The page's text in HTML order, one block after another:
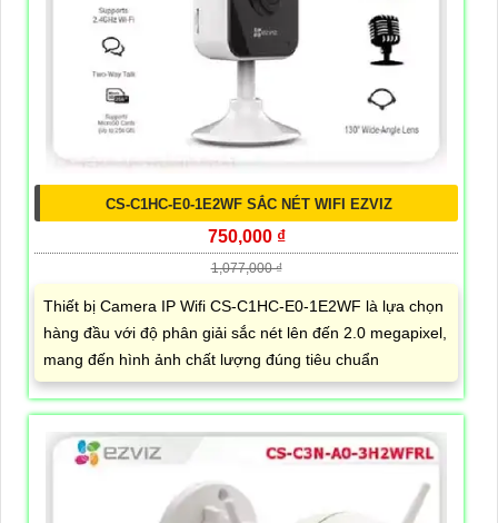
CS-C1HC-E0-1E2WF SẮC NÉT WIFI EZVIZ
750,000 ₫
1,077,000 ₫
Thiết bị Camera IP Wifi CS-C1HC-E0-1E2WF là lựa chọn
hàng đầu với độ phân giải sắc nét lên đến 2.0 megapixel,
mang đến hình ảnh chất lượng đúng tiêu chuẩn